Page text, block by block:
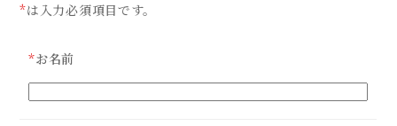
*は入力必須項目です。
*お名前